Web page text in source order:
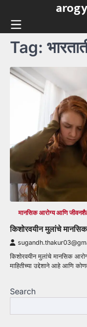
content
Tag:
मानसिक आरोग्य आणि
किशोरवयीन मुलांचे
किशोरवयीन मुलांचे मानसिक
माहितीच्या उद्देशाने आहे आणि
Search